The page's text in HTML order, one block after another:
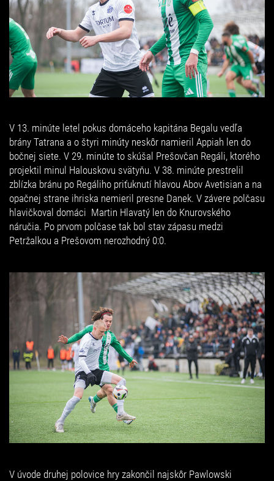
V 13. minúte letel pokus domáceho kapitána Begalu vedľa
brány Tatrana a o štyri minúty neskôr namieril Appiah len do
bočnej siete. V 29. minúte to skúšal Prešovčan Regáli, ktorého
projektil minul Halouskovu svätyňu. V 38. minúte prestrelil
zblízka bránu po Regáliho priťuknutí hlavou Abov Avetisian a na
opačnej strane ihriska nemieril presne Danek. V závere polčasu
hlavičkoval domáci Martin Hlavatý len do Knurovského
náručia. Po prvom polčase tak bol stav zápasu medzi
Petržalkou a Prešovom nerozhodný 0:0.
V úvode druhej polovice hry zakončil najskôr Pawlowski